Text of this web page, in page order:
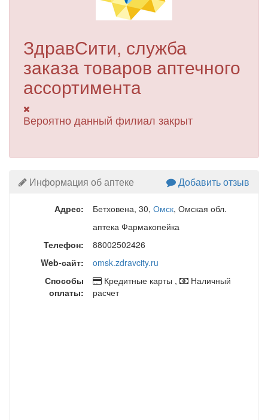
ЗдравСити, служба
заказа товаров аптечного
ассортимента
Вероятно данный филиал закрыт
Информация об аптеке Добавить отзыв
Адрес: Бетховена, 30, Омск, Омская обл.
аптека Фармакопейка
Телефон:
88002502426
Web-сайт:
omsk.zdravcity.ru
Способы
оплаты:
Кредитные карты ,
Наличный
расчет